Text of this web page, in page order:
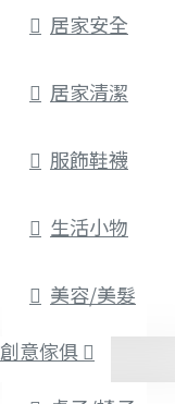
居家安全
居家清潔
服飾鞋襪
生活小物
美容/美髮
創意傢俱